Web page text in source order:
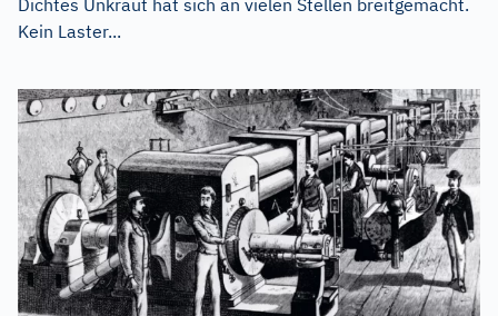
Dichtes Unkraut hat sich an vielen Stellen breitgemacht.
Kein Laster...